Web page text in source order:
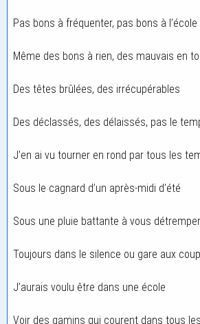
Pas bons à fréquenter, pas bons à l’école
Même des bons à rien, des mauvais en
Des têtes brûlées, des irrécupérables
Des déclassés, des délaissés, pas le
J’en ai vu tourner en rond par tous les
Sous le cagnard d’un après-midi d’été
Sous une pluie battante à vous
Toujours dans le silence ou gare aux
J’aurais voulu être dans une école
Voir des gamins qui courent dans tous